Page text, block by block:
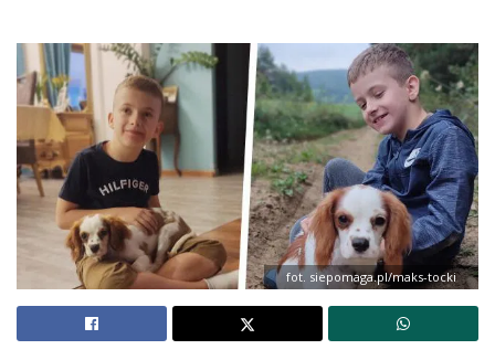
fot. siepomaga.pl/maks-tocki